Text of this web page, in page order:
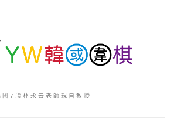
國7段朴永云老師親自教授